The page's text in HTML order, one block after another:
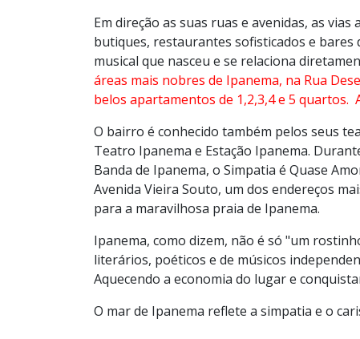
Em direção as suas ruas e avenidas, as
butiques, restaurantes sofisticados e bares
musical que nasceu e se relaciona
áreas mais nobres de Ipanema, na Rua
belos apartamentos de 1,2,3,4 e 5
O bairro é conhecido também pelos seus
Teatro Ipanema e Estação Ipanema.
Banda de Ipanema, o Simpatia é Quase
Avenida Vieira Souto, um dos endereços
para a maravilhosa praia de Ipanema.
Ipanema, como dizem, não é só "um
literários, poéticos e de músicos
Aquecendo a economia do lugar e
O mar de Ipanema reflete a simpatia e o